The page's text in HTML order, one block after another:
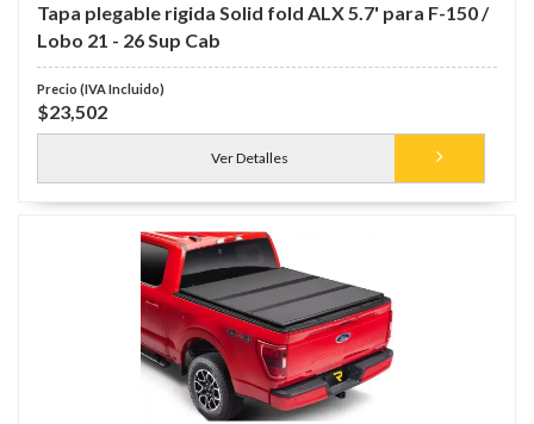
Tapa plegable rigida Solid fold ALX 5.7' para F-150 /
Lobo 21 - 26 Sup Cab
$23,502
Ver Detalles